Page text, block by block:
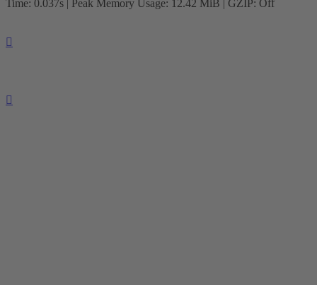
Time: 0.037s | Peak Memory Usage: 12.42 MiB | GZIP: Off